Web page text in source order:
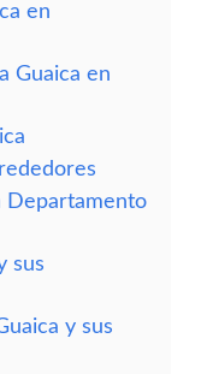
en
Guaica en
Departamento
sus
y sus